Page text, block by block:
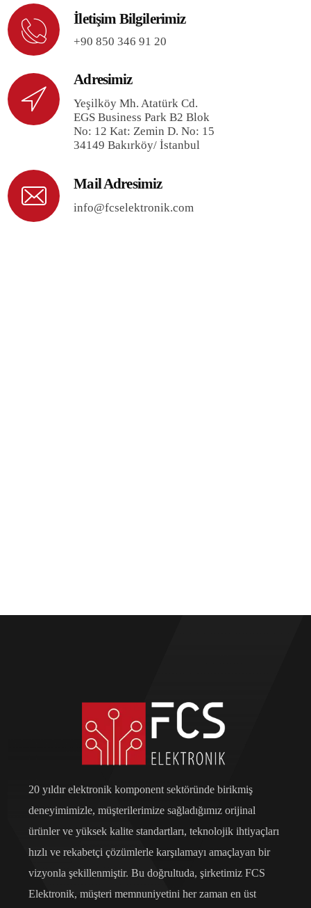
İletişim Bilgilerimiz
+90 850 346 91 20
Adresimiz
Yeşilköy Mh. Atatürk Cd.
EGS Business Park B2 Blok
No: 12 Kat: Zemin D. No: 15
34149 Bakırköy/ İstanbul
Mail Adresimiz
info@fcselektronik.com
20 yıldır elektronik komponent sektöründe birikmiş
deneyimimizle, müşterilerimize sağladığımız orijinal
ürünler ve yüksek kalite standartları, teknolojik ihtiyaçları
hızlı ve rekabetçi çözümlerle karşılamayı amaçlayan bir
vizyonla şekillenmiştir. Bu doğrultuda, şirketimiz FCS
Elektronik, müşteri memnuniyetini her zaman en üst